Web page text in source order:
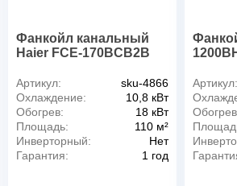
Фанкойл канальный
Haier FCE-170BCB2B
Артикул:
sku-4866
Охлаждение:
10,8 кВт
Обогрев:
18 кВт
Площадь:
110 м²
Инверторный:
Нет
Гарантия:
1 год
Артикул: